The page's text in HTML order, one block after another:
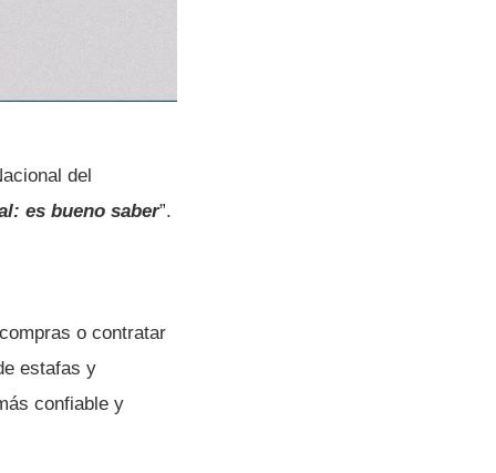
del
es bueno saber”.
o contratar
estafas y
confiable y